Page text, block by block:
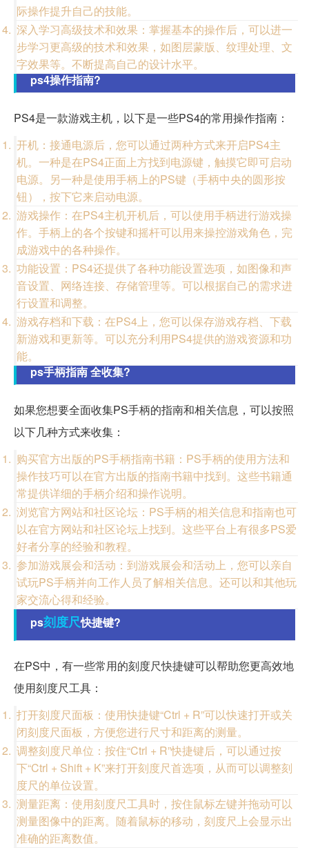
际操作提升自己的技能。
深入学习高级技术和效果：掌握基本的操作后，可以进一
步学习更高级的技术和效果，如图层蒙版、纹理处理、文
字效果等。不断提高自己的设计水平。
ps4操作指南?
PS4是一款游戏主机，以下是一些PS4的常用操作指南：
开机：接通电源后，您可以通过两种方式来开启PS4主
机。一种是在PS4正面上方找到电源键，触摸它即可启动
电源。另一种是使用手柄上的PS键（手柄中央的圆形按
钮），按下它来启动电源。
游戏操作：在PS4主机开机后，可以使用手柄进行游戏操
作。手柄上的各个按键和摇杆可以用来操控游戏角色，完
成游戏中的各种操作。
功能设置：PS4还提供了各种功能设置选项，如图像和声
音设置、网络连接、存储管理等。可以根据自己的需求进
行设置和调整。
游戏存档和下载：在PS4上，您可以保存游戏存档、下载
新游戏和更新等。可以充分利用PS4提供的游戏资源和功
能。
ps手柄指南 全收集?
如果您想要全面收集PS手柄的指南和相关信息，可以按照
以下几种方式来收集：
购买官方出版的PS手柄指南书籍：PS手柄的使用方法和
操作技巧可以在官方出版的指南书籍中找到。这些书籍通
常提供详细的手柄介绍和操作说明。
浏览官方网站和社区论坛：PS手柄的相关信息和指南也可
以在官方网站和社区论坛上找到。这些平台上有很多PS爱
好者分享的经验和教程。
参加游戏展会和活动：到游戏展会和活动上，您可以亲自
试玩PS手柄并向工作人员了解相关信息。还可以和其他玩
家交流心得和经验。
ps刻度尺快捷键?
在PS中，有一些常用的刻度尺快捷键可以帮助您更高效地
使用刻度尺工具：
打开刻度尺面板：使用快捷键“Ctrl + R”可以快速打开或关
闭刻度尺面板，方便您进行尺寸和距离的测量。
调整刻度尺单位：按住“Ctrl + R”快捷键后，可以通过按
下“Ctrl + Shift + K”来打开刻度尺首选项，从而可以调整刻
度尺的单位设置。
测量距离：使用刻度尺工具时，按住鼠标左键并拖动可以
测量图像中的距离。随着鼠标的移动，刻度尺上会显示出
准确的距离数值。